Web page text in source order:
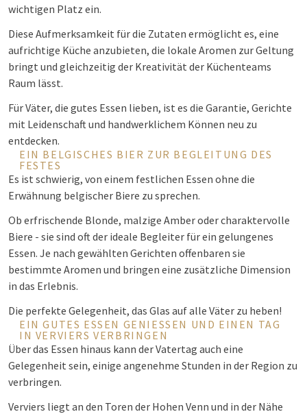
wichtigen Platz ein.
Diese Aufmerksamkeit für die Zutaten ermöglicht es, eine
aufrichtige Küche anzubieten, die lokale Aromen zur Geltung
bringt und gleichzeitig der Kreativität der Küchenteams
Raum lässt.
Für Väter, die gutes Essen lieben, ist es die Garantie, Gerichte
mit Leidenschaft und handwerklichem Können neu zu
entdecken.
EIN BELGISCHES BIER ZUR BEGLEITUNG DES
FESTES
Es ist schwierig, von einem festlichen Essen ohne die
Erwähnung belgischer Biere zu sprechen.
Ob erfrischende Blonde, malzige Amber oder charaktervolle
Biere - sie sind oft der ideale Begleiter für ein gelungenes
Essen. Je nach gewählten Gerichten offenbaren sie
bestimmte Aromen und bringen eine zusätzliche Dimension
in das Erlebnis.
Die perfekte Gelegenheit, das Glas auf alle Väter zu heben!
EIN GUTES ESSEN GENIESSEN UND EINEN TAG I
N VERVIERS VERBRINGEN
Über das Essen hinaus kann der Vatertag auch eine
Gelegenheit sein, einige angenehme Stunden in der Region zu
verbringen.
Verviers liegt an den Toren der Hohen Venn und in der Nähe